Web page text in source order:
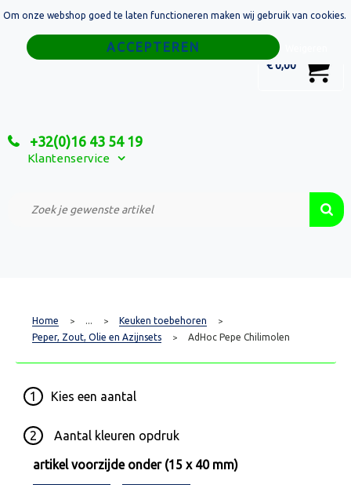
€ 0,00
+32(0)16 43 54 19
Klantenservice
Home
Relatiegeschenken
Custom Made Projecten
Home > ... > Keuken toebehoren >
Peper, Zout, Olie en Azijnsets > AdHoc Pepe Chilimolen
1 Kies een aantal
2 Aantal kleuren opdruk
artikel voorzijde onder (15 x 40 mm)
Om onze webshop goed te laten functioneren maken wij gebruik van cookies.